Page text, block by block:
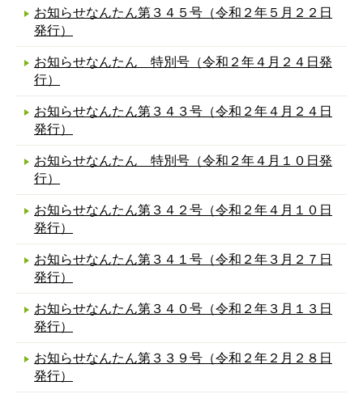
お知らせなんたん第３４５号（令和２年５月２２日
発行）
お知らせなんたん 特別号（令和２年４月２４日発
行）
お知らせなんたん第３４３号（令和２年４月２４日
発行）
お知らせなんたん 特別号（令和２年４月１０日発
行）
お知らせなんたん第３４２号（令和２年４月１０日
発行）
お知らせなんたん第３４１号（令和２年３月２７日
発行）
お知らせなんたん第３４０号（令和２年３月１３日
発行）
お知らせなんたん第３３９号（令和２年２月２８日
発行）